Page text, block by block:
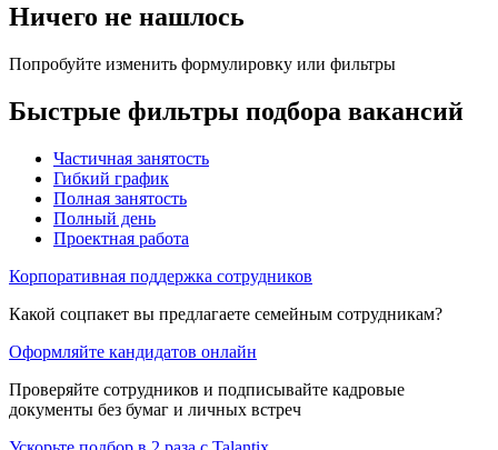
Ничего не нашлось
Попробуйте изменить формулировку или фильтры
Быстрые фильтры подбора вакансий
Частичная занятость
Гибкий график
Полная занятость
Полный день
Проектная работа
Корпоративная поддержка сотрудников
Какой соцпакет вы предлагаете семейным сотрудникам?
Оформляйте кандидатов онлайн
Проверяйте сотрудников и подписывайте кадровые
документы без бумаг и личных встреч